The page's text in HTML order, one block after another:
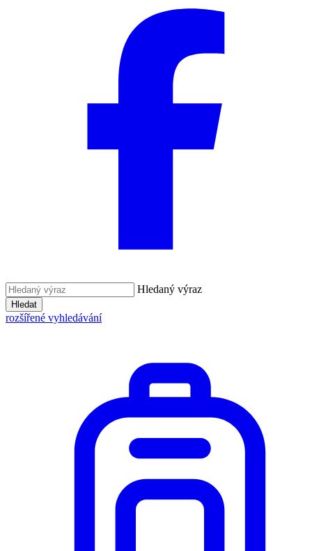
Hledaný výraz
Hledat
rozšířené vyhledávání